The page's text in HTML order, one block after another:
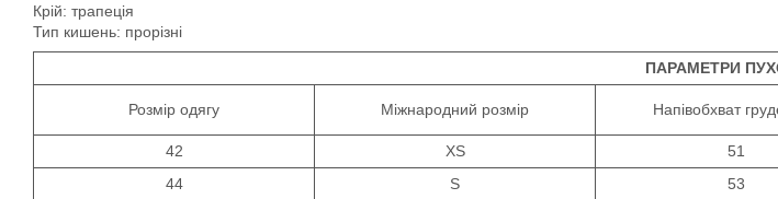
Крій: трапеція
Тип кишень: прорізні
ПАРАМЕТРИ
Розмір одягу Міжнародний розмір Напівобхват
42 XS 51
44
S 53